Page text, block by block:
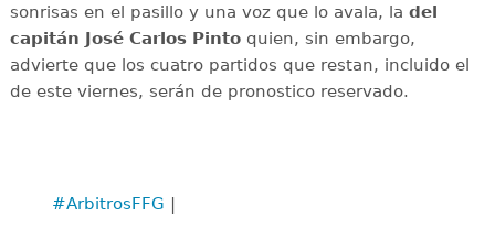
sonrisas en el pasillo y una voz que lo avala, la del
capitán José Carlos Pintoquien, sin embargo,
advierte que los cuatro partidos que restan, incluido el
de este viernes, serán de pronostico reservado.
#ArbitrosFFG |